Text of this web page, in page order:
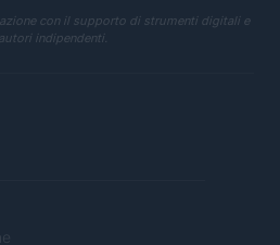
con il supporto di strumenti digitali e
indipendenti.